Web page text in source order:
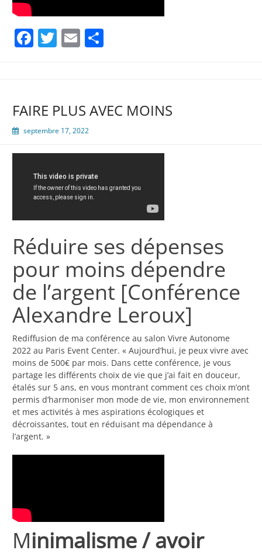
Facebook
Twitter
Email
FAIRE PLUS AVEC MOINS
septembre 17, 2022
Réduire ses dépenses
pour moins dépendre
de l’argent [Conférence
Alexandre Leroux]
Rediffusion de ma conférence au salon Vivre Autonome
2022 au Paris Event Center. « Aujourd’hui, je peux vivre avec
moins de 500€ par mois. Dans cette conférence, je vous
partage les différents choix de vie que j’ai fait en douceur,
étalés sur 5 ans, en vous montrant comment ces choix m’ont
permis d’harmoniser mon mode de vie, mon environnement
et mes activités à mes aspirations écologiques et
décroissantes, tout en réduisant ma dépendance à
l’argent. »
Minimalisme / avoir